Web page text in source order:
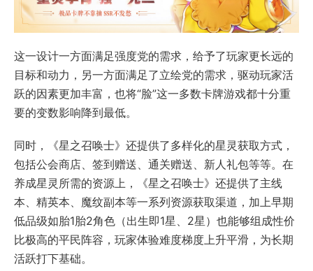
这一设计一方面满足强度党的需求，给予了玩家更长远的
目标和动力，另一方面满足了立绘党的需求，驱动玩家活
跃的因素更加丰富，也将“脸”这一多数卡牌游戏都十分重
要的变数影响降到最低。
同时，《星之召唤士》还提供了多样化的星灵获取方式，
包括公会商店、签到赠送、通关赠送、新人礼包等等。在
养成星灵所需的资源上，《星之召唤士》还提供了主线
本、精英本、魔纹副本等一系列资源获取渠道，加上早期
低品级如胎1胎2角色（出生即1星、2星）也能够组成性价
比极高的平民阵容，玩家体验难度梯度上升平滑，为长期
活跃打下基础。